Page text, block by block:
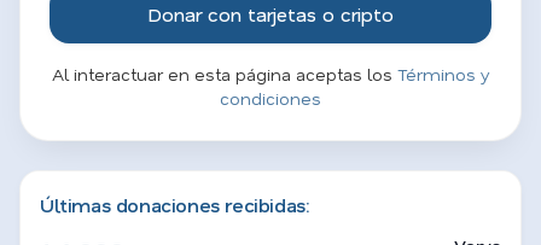
Donar con tarjetas o cripto
Al interactuar en esta página aceptas los Términos y
condiciones
Últimas donaciones recibidas: